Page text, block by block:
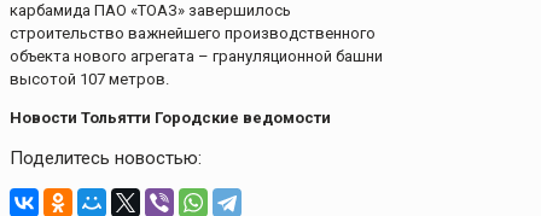
карбамида ПАО «ТОАЗ» завершилось
строительство важнейшего производственного
объекта нового агрегата – грануляционной башни
высотой 107 метров.
Новости Тольятти Городские ведомости
Поделитесь новостью: